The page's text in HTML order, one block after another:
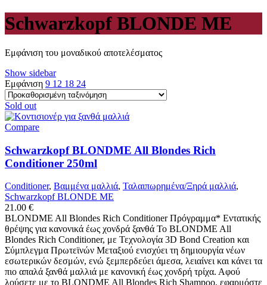
Schwarzkopf BLONDE ME
Εμφάνιση του μοναδικού αποτελέσματος
Show sidebar
Εμφάνιση 9 12 18 24
Sold out
Compare
Schwarzkopf BLONDME All Blondes Rich
Conditioner 250ml
Conditioner, Βαμμένα μαλλιά, Ταλαιπωρημένα/Ξηρά μαλλιά,
Schwarzkopf BLONDE ME
21.00 €
BLONDME All Blondes Rich Conditioner Πρόγραμμα* Εντατικής
θρέψης για κανονικά έως χονδρά ξανθά To BLONDME All
Blondes Rich Conditioner, με Τεχνολογία 3D Bond Creation και
Σύμπλεγμα Πρωτεϊνών Μεταξιού ενισχύει τη δημιουργία νέων
εσωτερικών δεσμών, ενώ ξεμπερδεύει άμεσα, λειαίνει και κάνει τα
πιο απαλά ξανθά μαλλιά με κανονική έως χονδρή τρίχα. Αφού
λούσετε με το BLONDME All Blondes Rich Shampoo, εφαρμόστε